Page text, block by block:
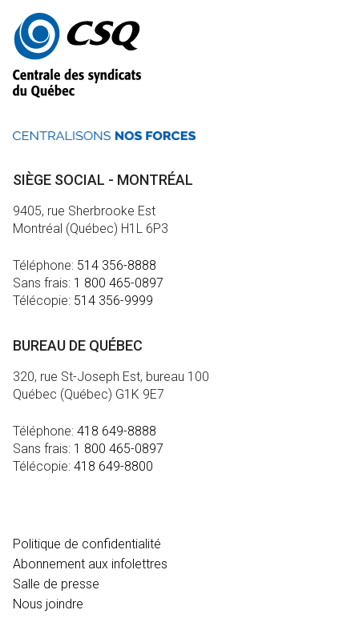
Autres
informations
SIÈGE SOCIAL - MONTRÉAL
9405, rue Sherbrooke Est
Montréal (Québec) H1L 6P3
Téléphone: 514 356-8888
Sans frais: 1 800 465-0897
Télécopie: 514 356-9999
BUREAU DE QUÉBEC
320, rue St-Joseph Est, bureau 100
Québec (Québec) G1K 9E7
Téléphone: 418 649-8888
Sans frais: 1 800 465-0897
Télécopie: 418 649-8800
Politique de confidentialité
Abonnement aux infolettres
Salle de presse
Nous joindre